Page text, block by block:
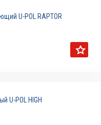
U-POL RAPTOR
U-POL HIGH